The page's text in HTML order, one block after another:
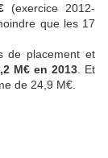
(exercice 2012-
que les 17
de placement et
M€ en 2013. Et
de 24,9 M€.